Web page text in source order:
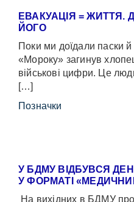
ЕВАКУАЦІЯ =
ЙОГО
Поки ми доїдали паски
«Мороку» загинув
військові цифри. Це
[…]
Позначки
У БДМУ ВІДБУВСЯ
У ФОРМАТІ
На вихідних в БДМУ